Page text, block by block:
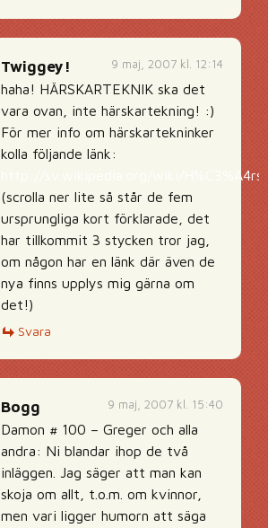
9 maj, 2007 kl. 12:14
Twiggey!
haha! HÄRSKARTEKNIK ska det
vara ovan, inte härskartekning! :)
För mer info om härskartekninker
kolla följande länk:
http://sv.wikipedia.org/wiki/
(scrolla ner lite så står de fem
ursprungliga kort förklarade, det
har tillkommit 3 stycken tror jag,
om någon har en länk där även de
nya finns upplys mig gärna om
det!)
Svara
9 maj, 2007 kl. 15:40
Bogg
Damon # 100 – Greger och alla
andra: Ni blandar ihop de två
inläggen. Jag säger att man kan
skoja om allt, t.o.m. om kvinnor,
men vari ligger humorn att säga